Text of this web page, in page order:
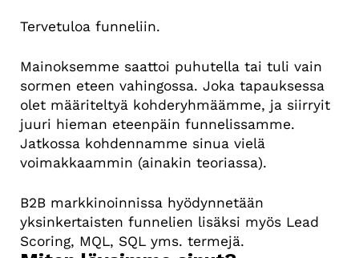
Tervetuloa funneliin.
Mainoksemme saattoi puhutella tai tuli vain
sormen eteen vahingossa. Joka tapauksessa
olet määriteltyä kohderyhmäämme, ja siirryit
juuri hieman eteenpäin funnelissamme.
Jatkossa kohdennamme sinua vielä
voimakkaammin (ainakin teoriassa).
B2B markkinoinnissa hyödynnetään
yksinkertaisten funnelien lisäksi myös Lead
Scoring, MQL, SQL yms. termejä.